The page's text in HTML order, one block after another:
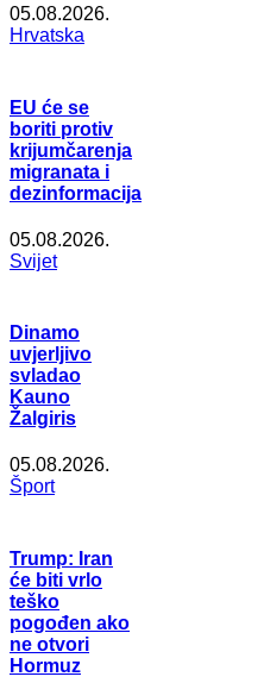
05.08.2026.
Hrvatska
EU će se
boriti protiv
krijumčarenja
migranata i
dezinformacija
05.08.2026.
Svijet
Dinamo
uvjerljivo
svladao
Kauno
Žalgiris
05.08.2026.
Šport
Trump: Iran
će biti vrlo
teško
pogođen ako
ne otvori
Hormuz